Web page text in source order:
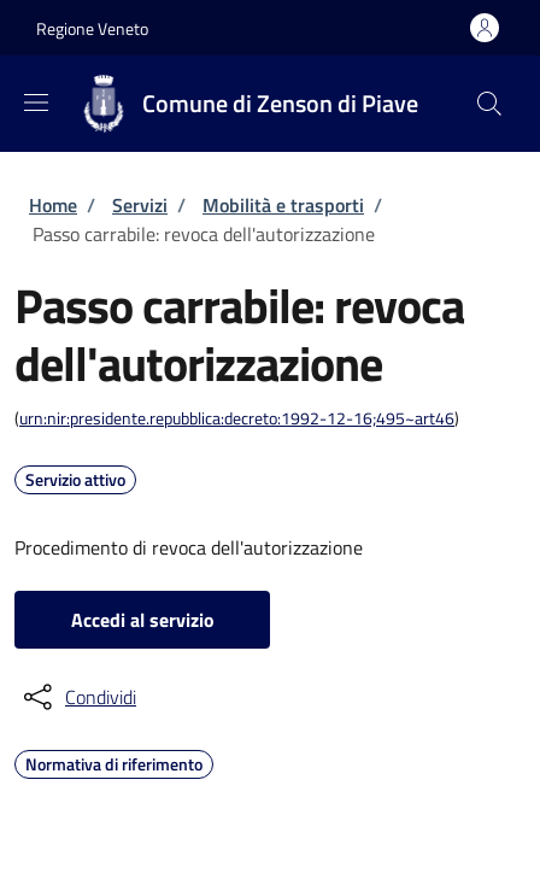
Regione Veneto
Comune di Zenson di Piave
Briciole di pane
Home / Servizi / Mobilità e trasporti /
Passo carrabile: revoca dell'autorizzazione
Passo carrabile: revoca
dell'autorizzazione
(urn:nir:presidente.repubblica:decreto:1992-12-16;495~art46)
Servizio attivo
Procedimento di revoca dell'autorizzazione
Accedi al servizio
Condividi
Normativa di riferimento